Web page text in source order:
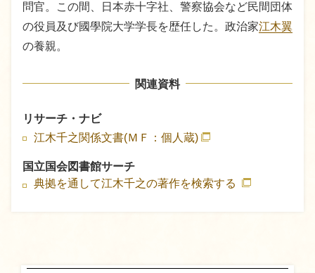
問官。この間、日本赤十字社、警察協会など民間団体
の役員及び國學院大学学長を歴任した。政治家江木翼
の養親。
関連資料
リサーチ・ナビ
江木千之関係文書(ＭＦ：個人蔵)
国立国会図書館サーチ
典拠を通して江木千之の著作を検索する